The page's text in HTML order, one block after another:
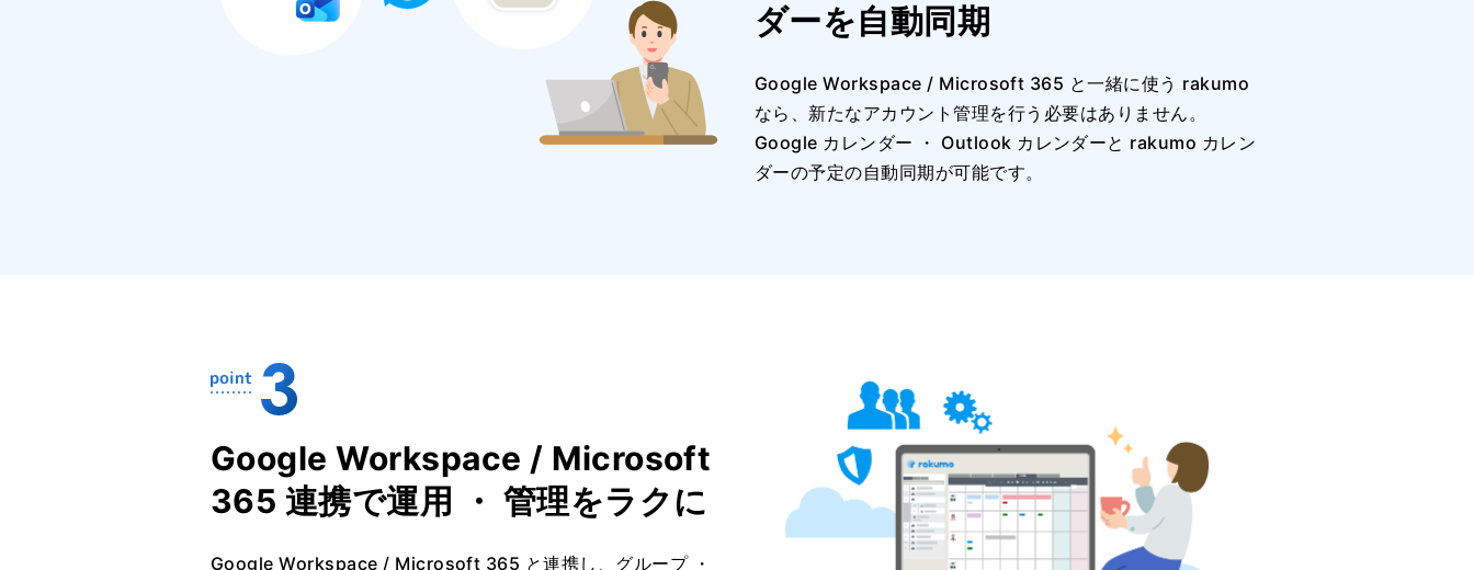
ダーを自動同期
Google Workspace / Microsoft 365 と一緒に使う rakumo
なら、新たなアカウント管理を行う必要はありません。
Google カレンダー ・ Outlook カレンダーと rakumo カレン
ダーの予定の自動同期が可能です。
Google Workspace / Microsoft
365 連携で運用 ・ 管理をラクに
Google Workspace / Microsoft 365 と連携し、グループ ・